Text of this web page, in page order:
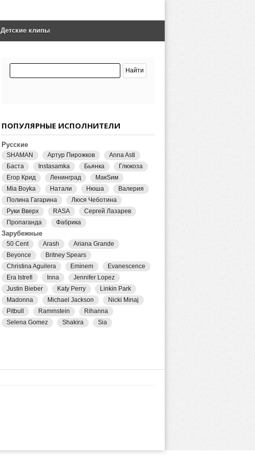
Детские клипы
ПОПУЛЯРНЫЕ ИСПОЛНИТЕЛИ
Русские
SHAMAN Артур Пирожков
Anna Asti
Баста
Instasamka Бьянка
Глюкоза
Егор Крид
Ленинград
МакSим
Mia Boyka
Натали Нюша
Валерия
Полина Гагарина
Люся Чеботина
Руки Вверх
RASA
Сергей Лазарев
Пропаганда
Фабрика
Зарубежные
50 Cent Arash
Ariana Grande
Beyonce
Britney Spears
Christina Aguilera
Eminem
Evanescence
Era Istrefi
Inna
Jennifer Lopez
Justin Bieber
Katy Perry
Linkin Park
Madonna
Michael Jackson
Nicki Minaj
Pitbull
Rammstein
Rihanna
Selena Gomez
Shakira Sia